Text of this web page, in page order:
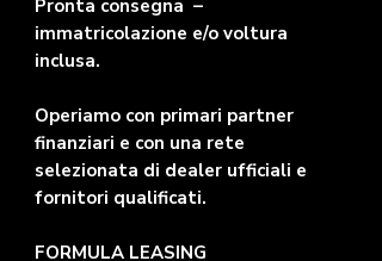
Pronta consegna –
immatricolazione e/o voltura
inclusa.
Operiamo con primari partner
finanziari e con una rete
selezionata di dealer ufficiali e
fornitori qualificati.
FORMULA LEASING